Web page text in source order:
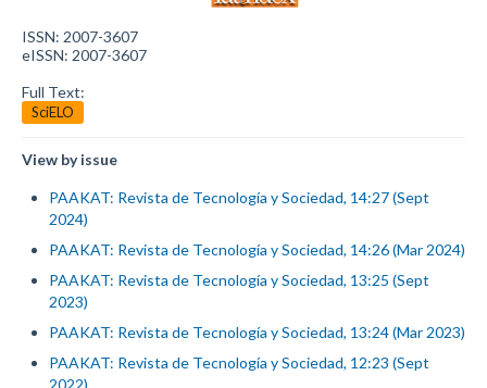
ISSN: 2007-3607
eISSN: 2007-3607
Full Text:
SciELO
View by issue
PAAKAT: Revista de Tecnología y Sociedad, 14:27 (Sept
2024)
PAAKAT: Revista de Tecnología y Sociedad, 14:26 (Mar 2024)
PAAKAT: Revista de Tecnología y Sociedad, 13:25 (Sept
2023)
PAAKAT: Revista de Tecnología y Sociedad, 13:24 (Mar 2023)
PAAKAT: Revista de Tecnología y Sociedad, 12:23 (Sept
2022)